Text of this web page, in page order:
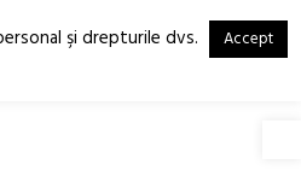
RO
EN
şi drepturile dvs. Accept